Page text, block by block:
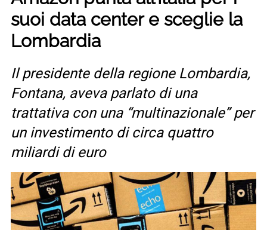
suoi data center e sceglie la
Lombardia
Il presidente della regione Lombardia,
Fontana, aveva parlato di una
trattativa con una “multinazionale” per
un investimento di circa quattro
miliardi di euro